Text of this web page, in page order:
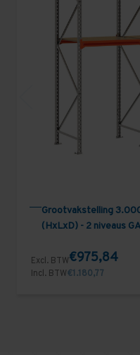
Grootvakstelling
(HxLxD) - 2 niveaus
Excl. BTW€975,84
Incl. BTW€1.180,77